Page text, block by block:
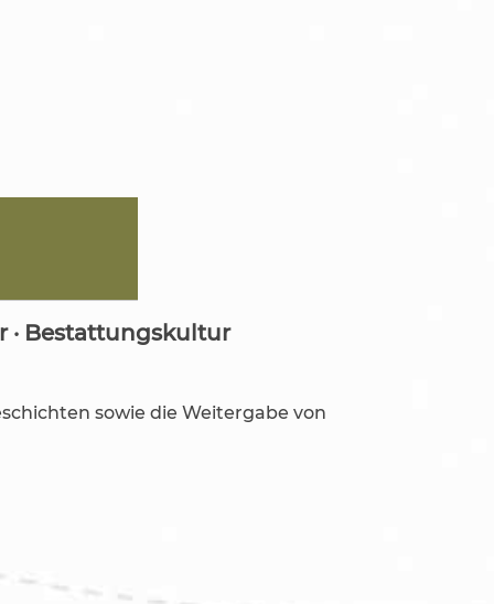
· Bestattungskultur
sowie die Weitergabe von